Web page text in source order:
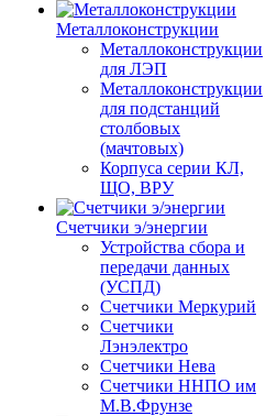
Металлоконструкции
Металлоконструкции
для ЛЭП
Металлоконструкции
для подстанций
столбовых
(мачтовых)
Корпуса серии КЛ,
ЩО, ВРУ
Счетчики э/энергии
Устройства сбора и
передачи данных
(УСПД)
Счетчики Меркурий
Счетчики
Лэнэлектро
Счетчики Нева
Счетчики ННПО им
М.В.Фрунзе